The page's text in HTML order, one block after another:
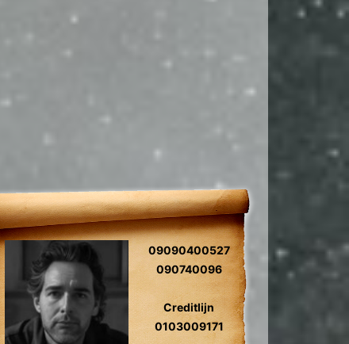
09090400527
090740096
Creditlijn
0103009171